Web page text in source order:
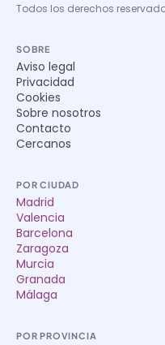
Todos los derechos
SOBRE
Aviso legal
Privacidad
Cookies
Sobre nosotros
Contacto
Cercanos
POR CIUDAD
Madrid
Valencia
Barcelona
Zaragoza
Murcia
Granada
Málaga
POR PROVINCIA